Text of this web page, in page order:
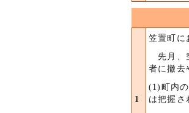
1
笠置町に
先月、
者に撤去
(1)町内
は把握さ